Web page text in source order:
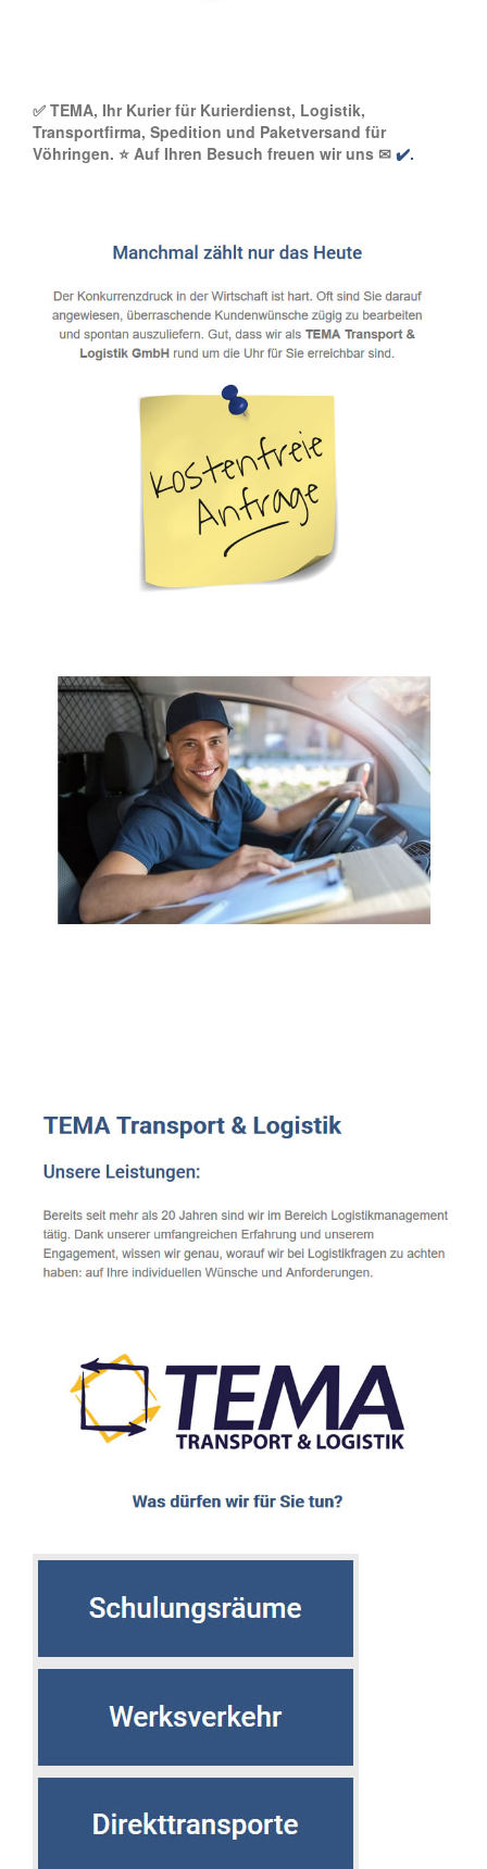
✅ TEMA, Ihr Kurier für Kurierdienst, Logistik,
Transportfirma, Spedition und Paketversand für
Vöhringen. ⭐ Auf Ihren Besuch freuen wir uns ✉ ✔️.